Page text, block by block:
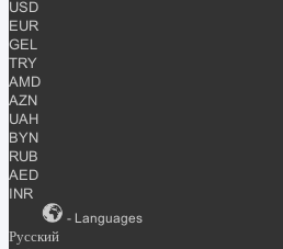
USD
EUR
GEL
TRY
AMD
AZN
UAH
BYN
RUB
AED
INR
- Languages
Русский